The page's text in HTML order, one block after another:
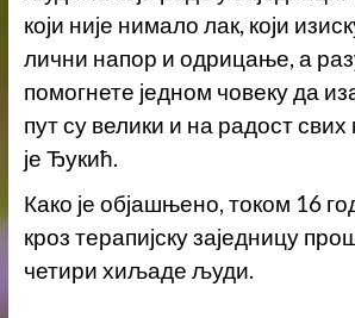
који није нимало лак, који
лични напор и одрицање, а
помогнете једном човеку да
пут су велики и на радост
је Ђукић.
Како је објашњено, током 16
кроз терапијску заједницу
четири хиљаде људи.